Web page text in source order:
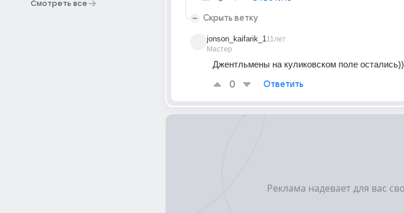
Смотреть все
Скрыть ветку
jonson_kaifarik_1
Мастер
11лет
Джентльмены на куликовском поле остались))
0 Ответить